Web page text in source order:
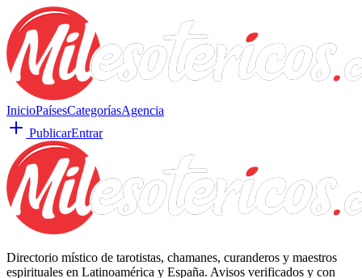
InicioPaísesCategoríasAgencia
PublicarEntrar
Directorio místico de tarotistas, chamanes, curanderos y maestros
espirituales en Latinoamérica y España. Avisos verificados y con